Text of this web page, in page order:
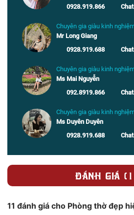
0928.919.866
Chuyên gia giàu kinh
Mr Long Giang
0928.919.688
Chuyên gia giàu kinh
Ms Mai Nguyễn
092.8919.866
Chuyên gia giàu kinh
Ms Duyên Duyên
0928.919.688
ĐÁNH GIÁ
11 đánh giá cho Phòng thờ đẹp